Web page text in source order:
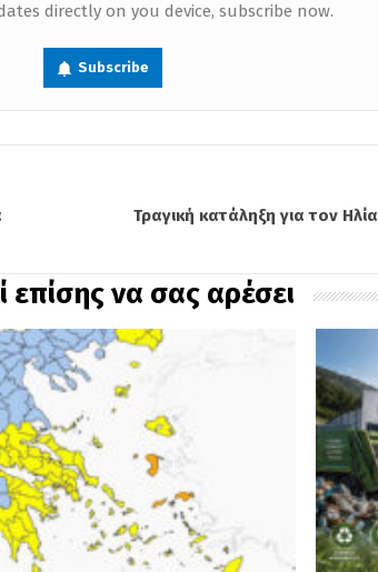
directly on you device, subscribe now.
Subscribe
Τραγική κατάληξη για τον
επίσης να σας αρέσει